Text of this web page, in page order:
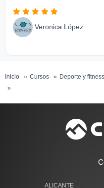
Veronica López
Inicio Cursos Deporte y fitness
ALICANTE